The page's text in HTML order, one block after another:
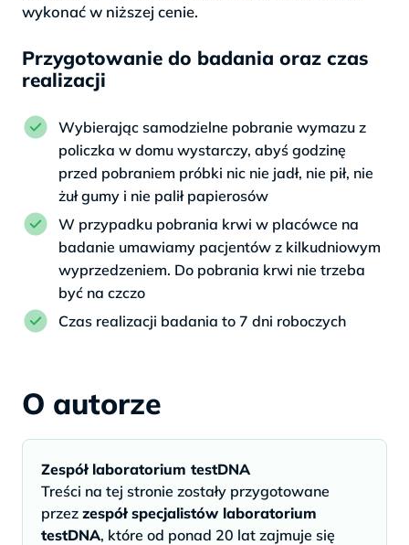
wykonać w niższej cenie.
Przygotowanie do badania oraz czas
realizacji
Wybierając samodzielne pobranie wymazu z
policzka w domu wystarczy, abyś godzinę
przed pobraniem próbki nic nie jadł, nie pił, nie
żuł gumy i nie palił papierosów
W przypadku pobrania krwi w placówce na
badanie umawiamy pacjentów z kilkudniowym
wyprzedzeniem. Do pobrania krwi nie trzeba
być na czczo
Czas realizacji badania to 7 dni roboczych
O autorze
Zespół laboratorium testDNA
Treści na tej stronie zostały przygotowane
przez zespół specjalistów laboratorium
testDNA, które od ponad 20 lat zajmuje się